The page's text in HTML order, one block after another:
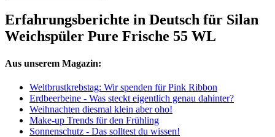
Erfahrungsberichte in Deutsch für Silan
Weichspüler Pure Frische 55 WL
Aus unserem Magazin:
Weltbrustkrebstag: Wir spenden für Pink Ribbon
Erdbeerbeine - Was steckt eigentlich genau dahinter?
Weihnachten diesmal klein aber oho!
Make-up Trends für den Frühling
Sonnenschutz - Das solltest du wissen!